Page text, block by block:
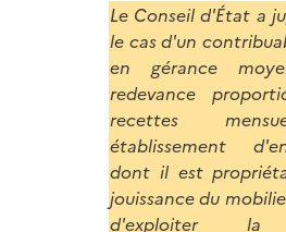
Le Conseil d'État a
le cas d'un
en gérance
redevance
recettes
établissement
dont il est
jouissance du
d'exploiter la